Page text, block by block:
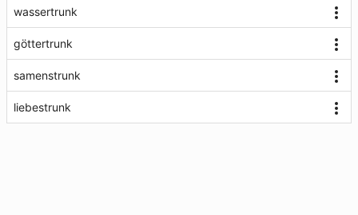
wassertrunk
göttertrunk
samenstrunk
liebestrunk